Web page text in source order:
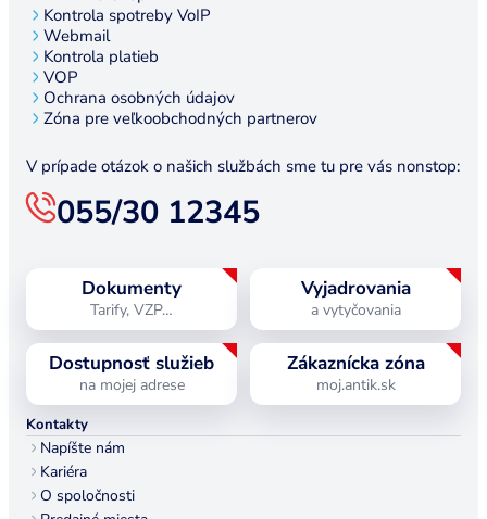
Kontrola spotreby VoIP
Webmail
Kontrola platieb
VOP
Ochrana osobných údajov
Zóna pre veľkoobchodných partnerov
V prípade otázok o našich službách sme tu pre vás nonstop:
055/30 12345
Dokumenty
Tarify, VZP…
Vyjadrovania
a vytyčovania
Dostupnosť služieb
na mojej adrese
Zákaznícka zóna
moj.antik.sk
Kontakty
Napíšte nám
Kariéra
O spoločnosti